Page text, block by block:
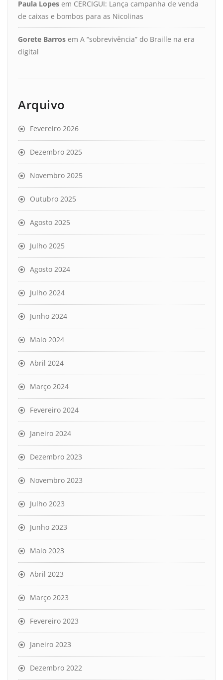
Paula Lopes em CERCIGUI: Lança campanha de venda
de caixas e bombos para as Nicolinas
Gorete Barros em A “sobrevivência” do Braille na era
digital
Arquivo
Fevereiro 2026
Dezembro 2025
Novembro 2025
Outubro 2025
Agosto 2025
Julho 2025
Agosto 2024
Julho 2024
Junho 2024
Maio 2024
Abril 2024
Março 2024
Fevereiro 2024
Janeiro 2024
Dezembro 2023
Novembro 2023
Julho 2023
Junho 2023
Maio 2023
Abril 2023
Março 2023
Fevereiro 2023
Janeiro 2023
Dezembro 2022